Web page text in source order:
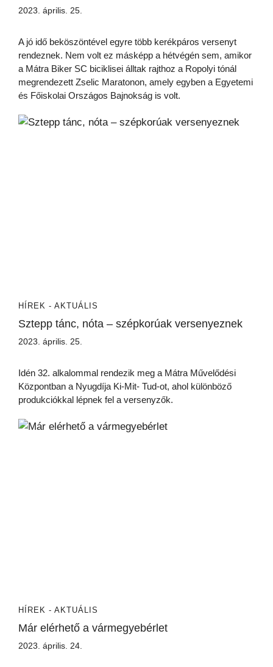
2023. április. 25.
A jó idő beköszöntével egyre több kerékpáros versenyt
rendeznek. Nem volt ez másképp a hétvégén sem, amikor
a Mátra Biker SC biciklisei álltak rajthoz a Ropolyi tónál
megrendezett Zselic Maratonon, amely egyben a Egyetemi
és Főiskolai Országos Bajnokság is volt.
HÍREK - AKTUÁLIS
Sztepp tánc, nóta – szépkorúak versenyeznek
2023. április. 25.
Idén 32. alkalommal rendezik meg a Mátra Művelődési
Központban a Nyugdíja Ki-Mit- Tud-ot, ahol különböző
produkciókkal lépnek fel a versenyzők.
HÍREK - AKTUÁLIS
Már elérhető a vármegyebérlet
2023. április. 24.